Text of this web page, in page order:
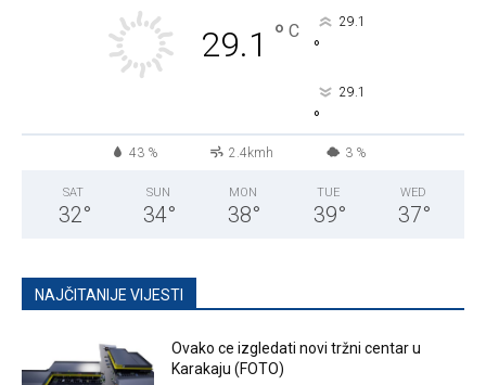
29.1 ° C 29.1
°
29.1
°
43 % 2.4kmh 3 %
SAT
32°
SUN
34°
MON
38°
TUE
39°
WED
37°
NAJČITANIJE VIJESTI
Ovako ce izgledati novi tržni centar u
Karakaju (FOTO)